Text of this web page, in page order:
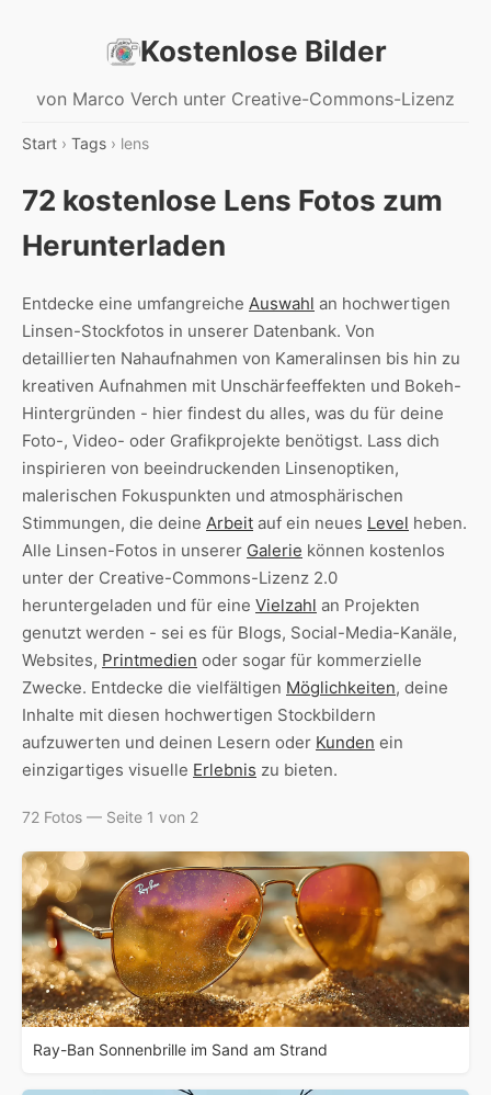
Kostenlose Bilder
von Marco Verch unter Creative-Commons-Lizenz
Start › Tags › lens
72 kostenlose Lens Fotos zum
Herunterladen
Entdecke eine umfangreiche Auswahl an hochwertigen
Linsen-Stockfotos in unserer Datenbank. Von
detaillierten Nahaufnahmen von Kameralinsen bis hin zu
kreativen Aufnahmen mit Unschärfeeffekten und Bokeh-
Hintergründen - hier findest du alles, was du für deine
Foto-, Video- oder Grafikprojekte benötigst. Lass dich
inspirieren von beeindruckenden Linsenoptiken,
malerischen Fokuspunkten und atmosphärischen
Stimmungen, die deine Arbeit auf ein neues Level heben.
Alle Linsen-Fotos in unserer Galerie können kostenlos
unter der Creative-Commons-Lizenz 2.0
heruntergeladen und für eine Vielzahl an Projekten
genutzt werden - sei es für Blogs, Social-Media-Kanäle,
Websites, Printmedien oder sogar für kommerzielle
Zwecke. Entdecke die vielfältigen Möglichkeiten, deine
Inhalte mit diesen hochwertigen Stockbildern
aufzuwerten und deinen Lesern oder Kunden ein
einzigartiges visuelle Erlebnis zu bieten.
72 Fotos — Seite 1 von 2
Ray-Ban Sonnenbrille im Sand am Strand